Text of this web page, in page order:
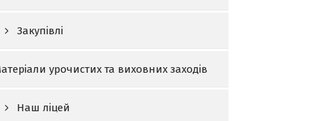
Закупівлі
урочистих та виховних заходів
Наш ліцей